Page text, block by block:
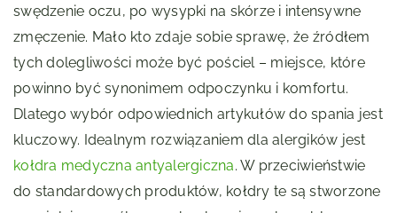
swędzenie oczu, po wysypki na skórze i intensywne
zmęczenie. Mało kto zdaje sobie sprawę, że źródłem
tych dolegliwości może być pościel – miejsce, które
powinno być synonimem odpoczynku i komfortu.
Dlatego wybór odpowiednich artykułów do spania jest
kluczowy. Idealnym rozwiązaniem dla alergików jest
kołdra medyczna antyalergiczna. W przeciwieństwie
do standardowych produktów, kołdry te są stworzone